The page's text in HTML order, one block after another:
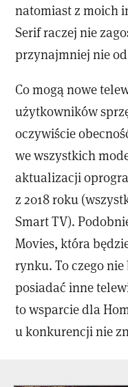
natomiast z moich
Serif raczej nie
przynajmniej nie
Co mogą nowe
użytkowników
oczywiście
we wszystkich
aktualizacji
z 2018 roku
Smart TV).
Movies, która
rynku. To czego nie
posiadać inne
to wsparcie dla
u konkurencji nie